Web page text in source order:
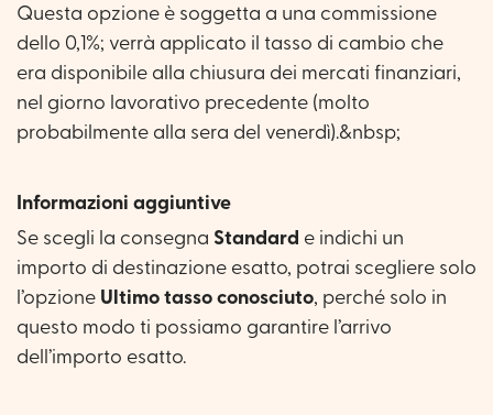
Questa opzione è soggetta a una commissione
dello 0,1%; verrà applicato il tasso di cambio che
era disponibile alla chiusura dei mercati finanziari,
nel giorno lavorativo precedente (molto
probabilmente alla sera del venerdì).&nbsp;
Informazioni aggiuntive
Se scegli la consegna Standard e indichi un
importo di destinazione esatto, potrai scegliere solo
l’opzione Ultimo tasso conosciuto, perché solo in
questo modo ti possiamo garantire l’arrivo
dell’importo esatto.